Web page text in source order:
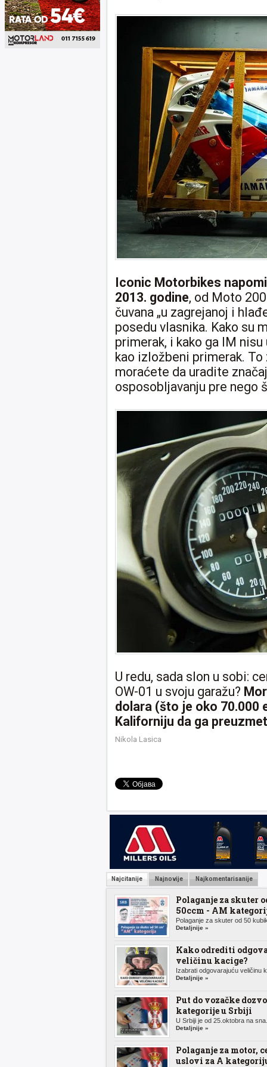
Iconic Motorbikes
2013. godine, od Moto
čuvana „u zagrejanoj i
posedu vlasnika. Kako su
primerak, i kako ga IM
kao izložbeni primerak.
moraćete da uradite
osposobljavanju pre nego
U redu, sada slon u sobi:
OW-01 u svoju garažu?
dolara (što je oko 70.000
Kaliforniju da ga
Nikola Lasica
Najcitanije Najnovije Najkomentarisanije
Polaganje za skuter
50ccm - AM
Polaganje za skuter od 50
Detaljnije »
Kako odrediti
veličinu kacige?
Izabrati odgovarajuću veličinu
Detaljnije »
Put do vozačke
kategorije u Srbiji
U Srbiji je od 25.oktobra na
Detaljnije »
Polaganje za motor,
uslovi za A